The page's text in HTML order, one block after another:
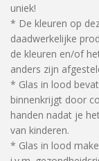
uniek!
* De kleuren op
daadwerkelijke
de kleuren en/of
anders zijn
* Glas in lood
binnenkrijgt door
handen nadat je
van kinderen.
* Glas in lood